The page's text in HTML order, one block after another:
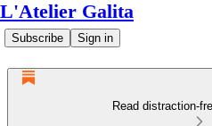
L'Atelier Galita
Subscribe Sign in
Read distraction-